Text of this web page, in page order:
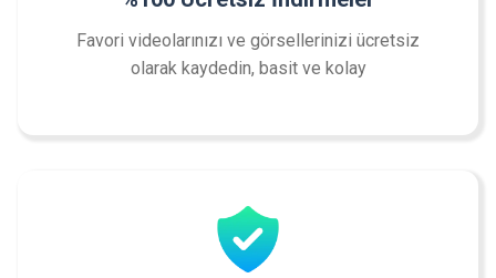
Favori videolarınızı ve görsellerinizi ücretsiz
olarak kaydedin, basit ve kolay